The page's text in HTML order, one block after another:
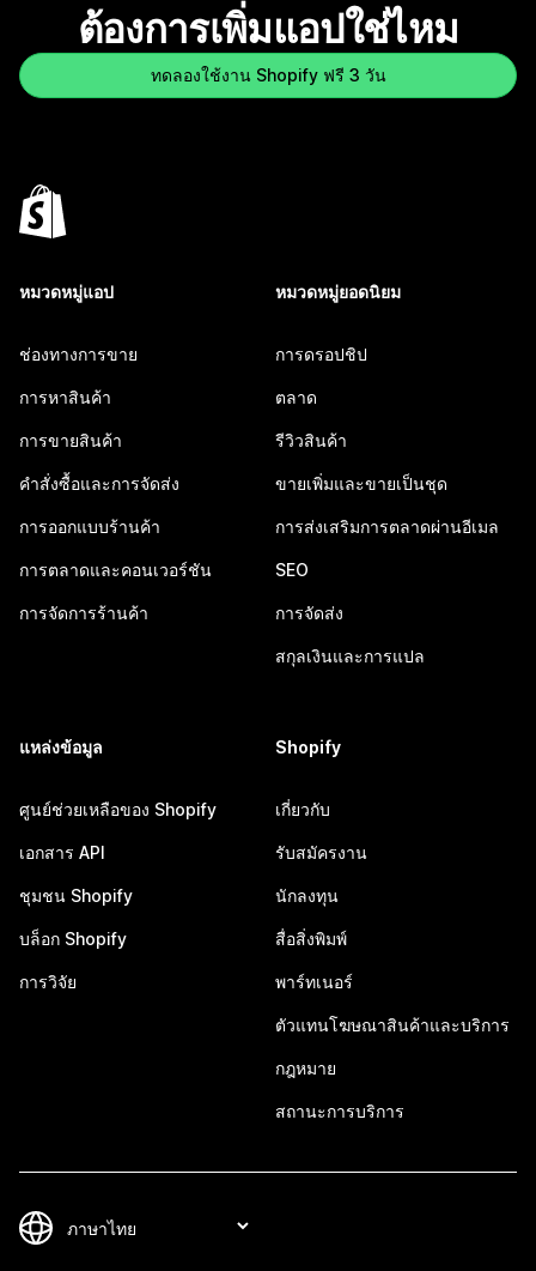
ต้องการเพิ่มแอปใช่ไหม
ทดลองใช้งาน Shopify ฟรี 3 วัน
หมวดหมู่แอป
ช่องทางการขาย
การหาสินค้า
การขายสินค้า
คำสั่งซื้อและการจัดส่ง
การออกแบบร้านค้า
การตลาดและคอนเวอร์ชัน
การจัดการร้านค้า
หมวดหมู่ยอดนิยม
การดรอปชิป
ตลาด
รีวิวสินค้า
ขายเพิ่มและขายเป็นชุด
การส่งเสริมการตลาดผ่านอีเมล
SEO
การจัดส่ง
สกุลเงินและการแปล
แหล่งข้อมูล
ศูนย์ช่วยเหลือของ Shopify
เอกสาร API
ชุมชน Shopify
บล็อก Shopify
การวิจัย
Shopify
เกี่ยวกับ
รับสมัครงาน
นักลงทุน
สื่อสิ่งพิมพ์
พาร์ทเนอร์
ตัวแทนโฆษณาสินค้าและบริการ
กฎหมาย
สถานะการบริการ